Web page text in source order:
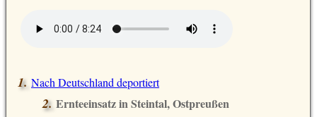
Nach Deutschland deportiert
Ernteeinsatz in Steintal, Ostpreußen